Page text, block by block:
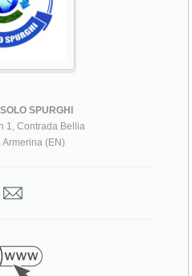
SPURGHI
1, Contrada Bellia
(EN)